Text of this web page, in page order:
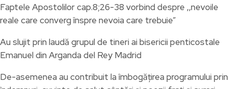
Faptele Apostolilor cap.8;26-38 vorbind despre ,,nevoile
reale care converg înspre nevoia care trebuie”
Au slujit prin laudă grupul de tineri ai bisericii penticostale
Emanuel din Arganda del Rey Madrid
De-asemenea au contribuit la îmbogățirea programului prin